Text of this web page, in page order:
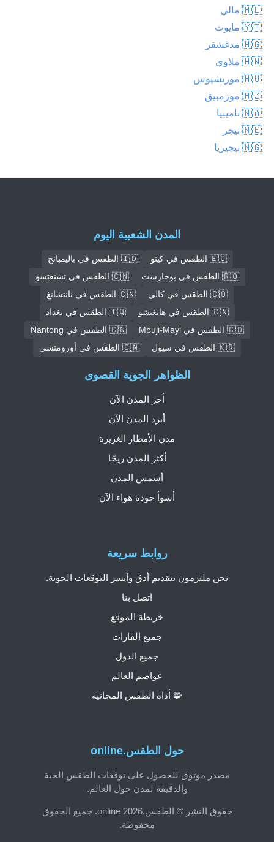
🇲🇱 مالي
🇾🇹 مايوت
🇲🇬 مدغشقر
🇲🇼 ملاوي
🇲🇺 موريشيوس
🇲🇿 موزمبيق
🇳🇦 ناميبيا
🇳🇪 نيجر
🇳🇬 نيجيريا
المدن الشعبية اليوم
🇪🇨 الطقس في كيتو
🇮🇩 الطقس في باليمبانج
🇷🇴 الطقس في بوخارست
🇨🇳 الطقس في تشنغتشو
🇨🇴 الطقس في كالي
🇨🇳 الطقس في نانتشانغ
🇨🇳 الطقس في هانغتشو
🇮🇶 الطقس في بغداد
🇨🇩 الطقس في Mbuji-Mayi
🇨🇳 الطقس في Nantong
🇰🇷 الطقس في سيول
🇨🇳 الطقس في أورومتشي
حول الطقس.online
مصدر موثوق للحصول على توقعات الطقس الحية
والدقيقة لمدن حول العالم.
حقوق النشر © الطقس.online 2026. جميع الحقوق
محفوظة.
روابط سريعة
نحن ملتزمون بتقديم أدق وأيسر التوقعات الجوية.
اتصل بنا
خريطة الموقع
جميع القارات
جميع الدول
عواصم العالم
🧩 أداة الطقس المجانية
الظواهر الجوية القصوى
أحر المدن الآن
أبرد المدن الآن
مدن الأمطار الغزيرة
أكثر المدن ريحًا
أشمس المدن
أسوأ جودة هواء الآن